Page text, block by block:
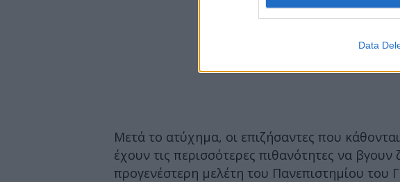
Data
Μετά το ατύχημα, οι επιζήσαντες που
έχουν τις περισσότερες πιθανότητες να
προγενέστερη μελέτη του Πανεπιστημίου του